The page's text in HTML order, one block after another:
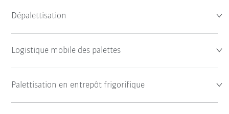
Dépalettisation
Logistique mobile des palettes
Palettisation en entrepôt frigorifique